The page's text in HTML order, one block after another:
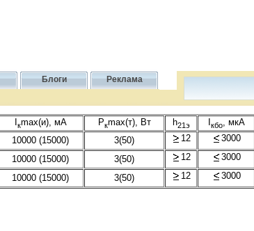
Блоги Реклама
кmax(и), мА Pкmax(т), Вт h21э кбо, мкА
10000 (15000) 3(50) 12 3000
10000 (15000) 3(50) 12 3000
10000 (15000) 3(50) 12 3000